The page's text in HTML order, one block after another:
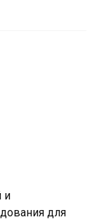
и
для